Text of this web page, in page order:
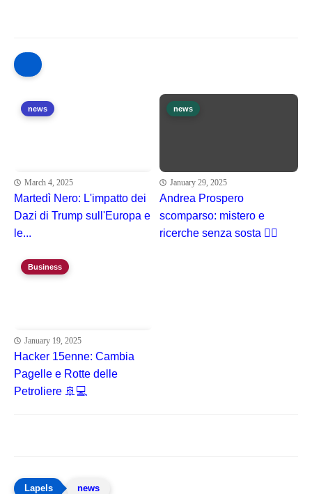
news
March 4, 2025
Martedì Nero: L'impatto dei
Dazi di Trump sull'Europa e
le...
news
January 29, 2025
Andrea Prospero
scomparso: mistero e
ricerche senza sosta 🕵️‍♂️
Business
January 19, 2025
Hacker 15enne: Cambia
Pagelle e Rotte delle
Petroliere 🚢💻
news